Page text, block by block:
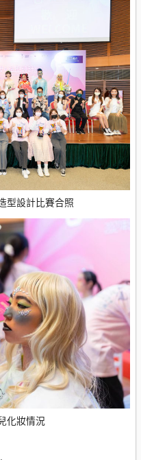
型設計比賽合照
化妝情況